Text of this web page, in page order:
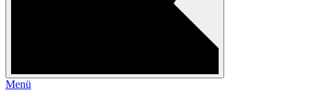
Menü